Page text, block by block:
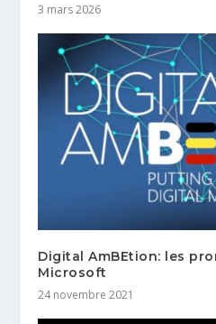
3 mars 2026
Digital AmBEtion: les
Microsoft
24 novembre 2021